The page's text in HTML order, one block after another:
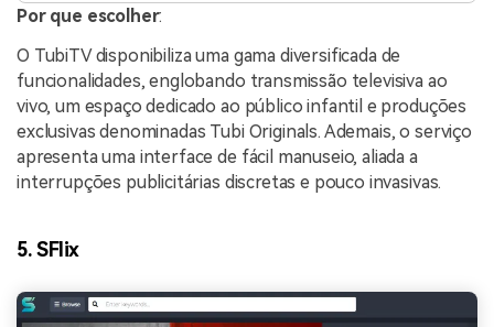
Por que escolher:
O TubiTV disponibiliza uma gama diversificada de
funcionalidades, englobando transmissão televisiva ao
vivo, um espaço dedicado ao público infantil e produções
exclusivas denominadas Tubi Originals. Ademais, o serviço
apresenta uma interface de fácil manuseio, aliada a
interrupções publicitárias discretas e pouco invasivas.
5. SFlix